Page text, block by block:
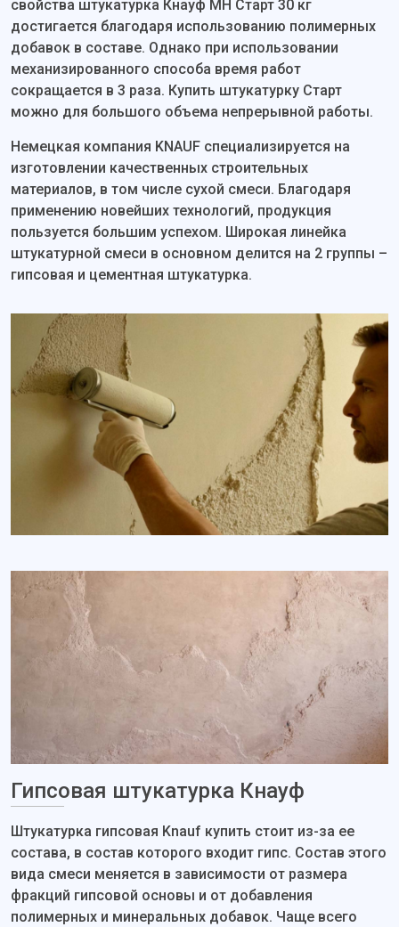
свойства штукатурка Кнауф МН Старт 30 кг
достигается благодаря использованию полимерных
добавок в составе. Однако при использовании
механизированного способа время работ
сокращается в 3 раза. Купить штукатурку Старт
можно для большого объема непрерывной работы.
Немецкая компания KNAUF специализируется на
изготовлении качественных строительных
материалов, в том числе сухой смеси. Благодаря
применению новейших технологий, продукция
пользуется большим успехом. Широкая линейка
штукатурной смеси в основном делится на 2 группы –
гипсовая и цементная штукатурка.
Гипсовая штукатурка Кнауф
Штукатурка гипсовая Knauf купить стоит из-за ее
состава, в состав которого входит гипс. Состав этого
вида смеси меняется в зависимости от размера
фракций гипсовой основы и от добавления
полимерных и минеральных добавок. Чаще всего